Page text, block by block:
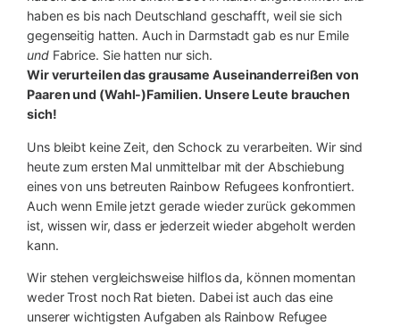
haben es bis nach Deutschland geschafft, weil sie sich
gegenseitig hatten. Auch in Darmstadt gab es nur Emile
und Fabrice. Sie hatten nur sich.
Wir verurteilen das grausame Auseinanderreißen von
Paaren und (Wahl-)Familien. Unsere Leute brauchen
sich!
Uns bleibt keine Zeit, den Schock zu verarbeiten. Wir sind
heute zum ersten Mal unmittelbar mit der Abschiebung
eines von uns betreuten Rainbow Refugees konfrontiert.
Auch wenn Emile jetzt gerade wieder zurück gekommen
ist, wissen wir, dass er jederzeit wieder abgeholt werden
kann.
Wir stehen vergleichsweise hilflos da, können momentan
weder Trost noch Rat bieten. Dabei ist auch das eine
unserer wichtigsten Aufgaben als Rainbow Refugee